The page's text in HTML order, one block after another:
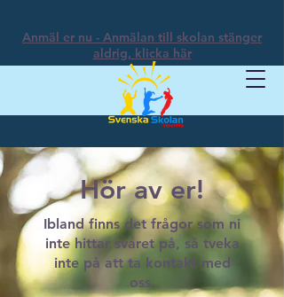
Anmäl er nu - Anmälan till skolan stänger
aldrig, klicka här
Hör av er!
Ibland finns det frågor som ni
inte hittar svaret på, så tveka
inte på att ta kontakt med
oss.